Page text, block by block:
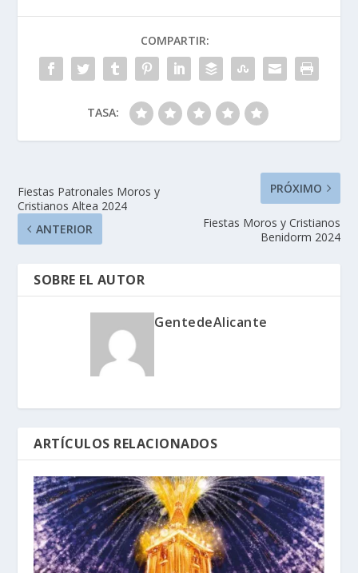
COMPARTIR:
TASA:
Fiestas Patronales Moros y
Cristianos Altea 2024
ANTERIOR
PRÓXIMO
Fiestas Moros y Cristianos
Benidorm 2024
SOBRE EL AUTOR
GentedeAlicante
ARTÍCULOS RELACIONADOS